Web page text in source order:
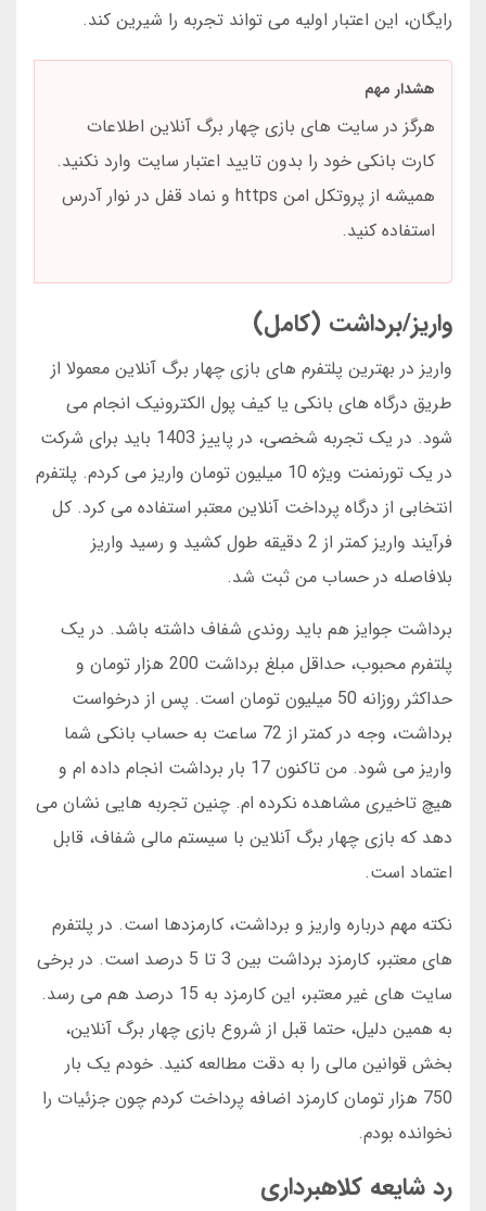
رایگان، این اعتبار اولیه می تواند تجربه را شیرین کند.
هشدار مهم
هرگز در سایت های بازی چهار برگ آنلاین اطلاعات
کارت بانکی خود را بدون تایید اعتبار سایت وارد نکنید.
همیشه از پروتکل امن https و نماد قفل در نوار آدرس
استفاده کنید.
واریز/برداشت (کامل)
واریز در بهترین پلتفرم های بازی چهار برگ آنلاین معمولا از
طریق درگاه های بانکی یا کیف پول الکترونیک انجام می
شود. در یک تجربه شخصی، در پاییز 1403 باید برای شرکت
در یک تورنمنت ویژه 10 میلیون تومان واریز می کردم. پلتفرم
انتخابی از درگاه پرداخت آنلاین معتبر استفاده می کرد. کل
فرآیند واریز کمتر از 2 دقیقه طول کشید و رسید واریز
بلافاصله در حساب من ثبت شد.
برداشت جوایز هم باید روندی شفاف داشته باشد. در یک
پلتفرم محبوب، حداقل مبلغ برداشت 200 هزار تومان و
حداکثر روزانه 50 میلیون تومان است. پس از درخواست
برداشت، وجه در کمتر از 72 ساعت به حساب بانکی شما
واریز می شود. من تاکنون 17 بار برداشت انجام داده ام و
هیچ تاخیری مشاهده نکرده ام. چنین تجربه هایی نشان می
دهد که بازی چهار برگ آنلاین با سیستم مالی شفاف، قابل
اعتماد است.
نکته مهم درباره واریز و برداشت، کارمزدها است. در پلتفرم
های معتبر، کارمزد برداشت بین 3 تا 5 درصد است. در برخی
سایت های غیر معتبر، این کارمزد به 15 درصد هم می رسد.
به همین دلیل، حتما قبل از شروع بازی چهار برگ آنلاین،
بخش قوانین مالی را به دقت مطالعه کنید. خودم یک بار
750 هزار تومان کارمزد اضافه پرداخت کردم چون جزئیات را
نخوانده بودم.
رد شایعه کلاهبرداری